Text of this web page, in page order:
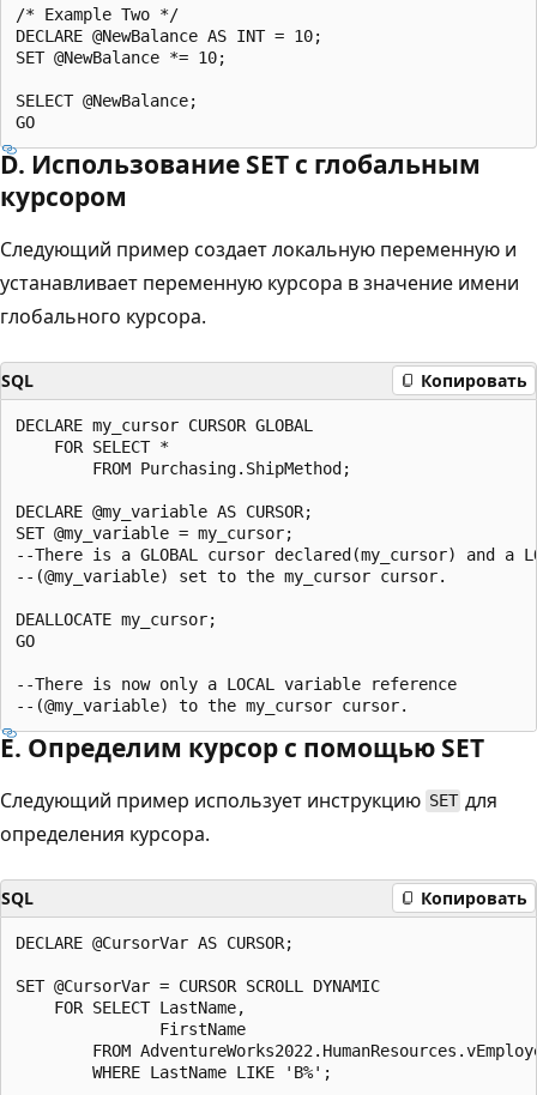
/* Example Two */
DECLARE @NewBalance AS INT = 10;
SET @NewBalance *= 10;
SELECT @NewBalance;
D. Использование SET с глобальным
курсором
Следующий пример создает локальную переменную и
устанавливает переменную курсора в значение имени
глобального курсора.
SQL Копировать
DECLARE my_cursor CURSOR GLOBAL
    FOR SELECT *
        FROM Purchasing.ShipMethod;
DECLARE @my_variable AS CURSOR;
SET @my_variable = my_cursor;
--There is a GLOBAL cursor declared(my_cursor) and a
--(@my_variable) set to the my_cursor cursor.
DEALLOCATE my_cursor;
GO
--There is now only a LOCAL variable reference
E. Определим курсор с помощью SET
Следующий пример использует инструкцию SET для
определения курсора.
SQL Копировать
DECLARE @CursorVar AS CURSOR;
SET @CursorVar = CURSOR SCROLL DYNAMIC
    FOR SELECT LastName,
               FirstName
FROM
        WHERE LastName LIKE 'B%';